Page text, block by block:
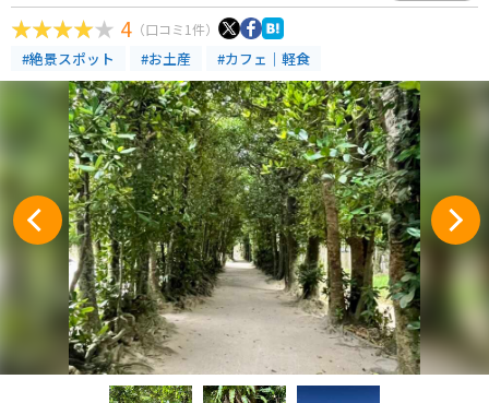
4 （口コミ1件）
#絶景スポット #お土産 #カフェ｜軽食